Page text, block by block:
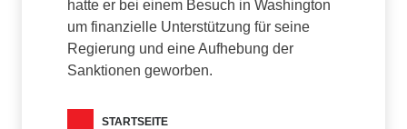
hatte er bei einem Besuch in Washington
um finanzielle Unterstützung für seine
Regierung und eine Aufhebung der
Sanktionen geworben.
STARTSEITE